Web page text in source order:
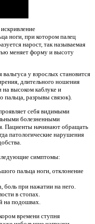
ноги, при котором палец
нарост, так называемая
меняет форму и высоту
у взрослых становится
длительного ношения
высоком каблуке и
разрывы связок).
себя видимыми
болезненными
Пациенты начинают обращать
патологические нарушения
симптомы:
пальца ноги, отклонение
боль при нажатии на него.
в стопах.
на подошвах.
времени ступня